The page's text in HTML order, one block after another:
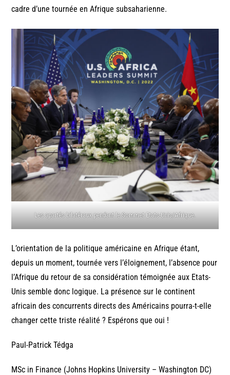
cadre d’une tournée en Afrique subsaharienne.
Les apartés bilatéraux pendant le Sommet Etats-Unis/Afrique.
L’orientation de la politique américaine en Afrique étant,
depuis un moment, tournée vers l’éloignement, l’absence pour
l’Afrique du retour de sa considération témoignée aux Etats-
Unis semble donc logique. La présence sur le continent
africain des concurrents directs des Américains pourra-t-elle
changer cette triste réalité ? Espérons que oui !
Paul-Patrick Tédga
MSc in Finance (Johns Hopkins University – Washington DC)